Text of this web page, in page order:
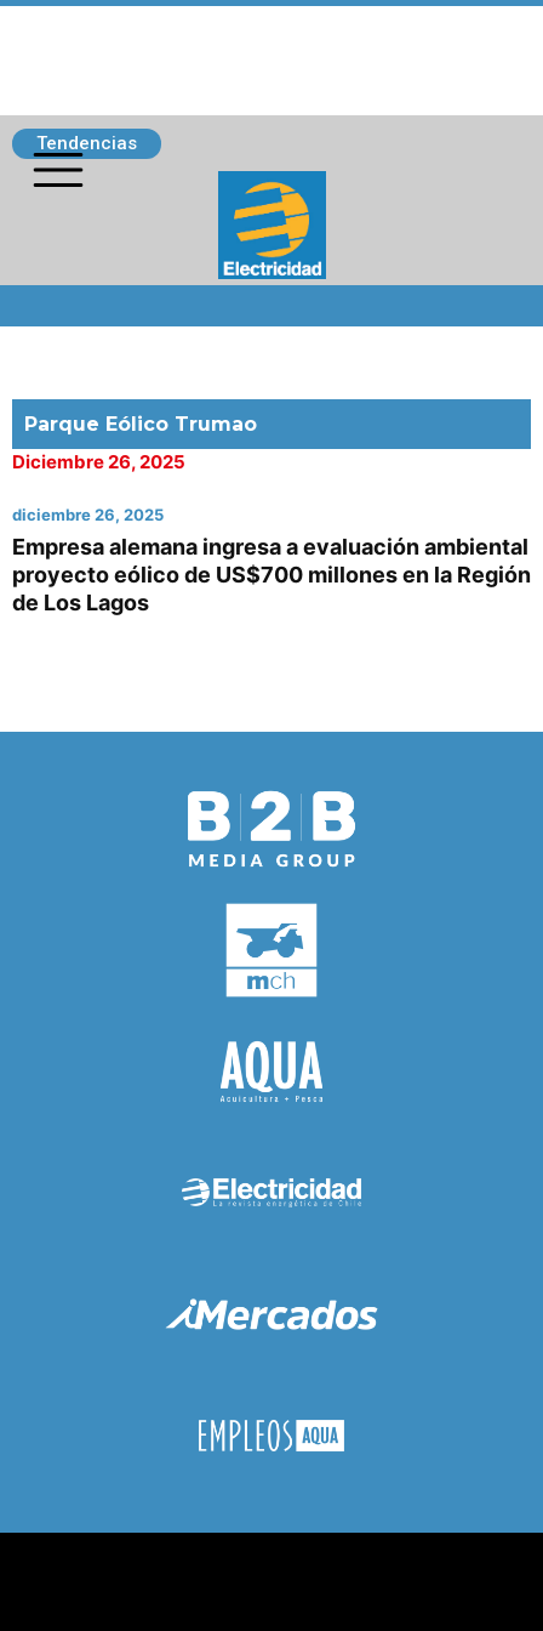
Tendencias
Parque Eólico Trumao
Diciembre 26, 2025
diciembre 26, 2025
Empresa alemana ingresa a evaluación ambiental
proyecto eólico de US$700 millones en la Región
de Los Lagos